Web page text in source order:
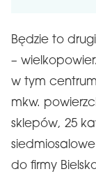
Będzie to
–
w tym
mkw.
sklepów, 25
do firmy